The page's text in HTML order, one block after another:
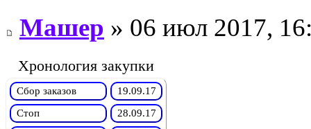
Машер » 06 июл 2017,
Хронология закупки
Сбор заказов
19.09.17
Стоп
28.09.17